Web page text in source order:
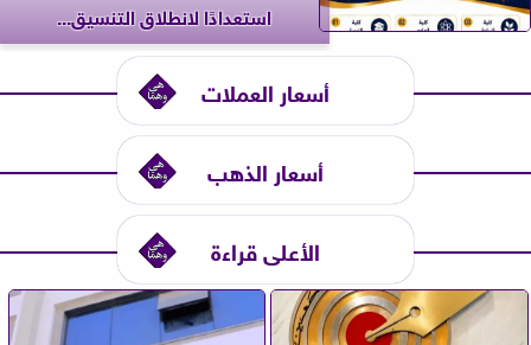
استعدادًا لانطلاق التنسيق...
أسعار العملات
أسعار الذهب
الأعلى قراءة